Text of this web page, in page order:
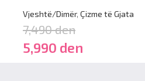
Vjeshtë/Dimër, Çizme të Gjata
7,490den
5,990 den